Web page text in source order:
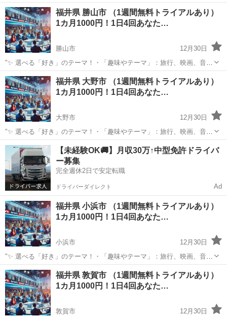
楽、ペットなど、好きなものをもっと楽しめる情報をお届けします。
⏰ 1日4回のタイムリーな配信 7:00: 目覚めの1通で1日を元気にスター
ト！12:0...
福井 鯖江市 その他
福井県 勝山市 （1週間無料トライアルあり）
1カ月1000円！1日4回あなた…
勝山市
12月30日
"✨ 選べる「好き」のテーマ！・「趣味やテーマ」：旅行、映画、音
楽、ペットなど、好きなものをもっと楽しめる情報をお届けします。
⏰ 1日4回のタイムリーな配信 7:00: 目覚めの1通で1日を元気にスター
ト！12:0...
福井 勝山市 その他
福井県 大野市 （1週間無料トライアルあり）
1カ月1000円！1日4回あなた…
大野市
12月30日
"✨ 選べる「好き」のテーマ！・「趣味やテーマ」：旅行、映画、音
楽、ペットなど、好きなものをもっと楽しめる情報をお届けします。
⏰ 1日4回のタイムリーな配信 7:00: 目覚めの1通で1日を元気にスター
ト！12:0...
福井 大野市 その他
【未経験OK🚚】月収30万↑中型免許ドライバ
ー募集
完全週休2日で安定転職
ドライバーダイレクト Ad
福井県 小浜市 （1週間無料トライアルあり）
1カ月1000円！1日4回あなた…
小浜市
12月30日
"✨ 選べる「好き」のテーマ！・「趣味やテーマ」：旅行、映画、音
楽、ペットなど、好きなものをもっと楽しめる情報をお届けします。
⏰ 1日4回のタイムリーな配信 7:00: 目覚めの1通で1日を元気にスター
ト！12:0...
福井 小浜市 その他 BTS
福井県 敦賀市 （1週間無料トライアルあり）
1カ月1000円！1日4回あなた…
敦賀市 12月30日